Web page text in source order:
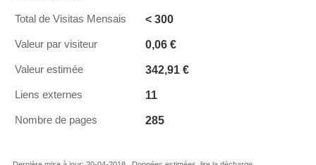
Total de Visitas Mensais < 300
Valeur par visiteur 0,06 €
Valeur estimée 342,91 €
Liens externes 11
Nombre de pages 285